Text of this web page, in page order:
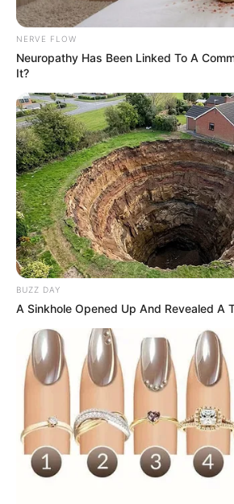
Serem! 9 Chat Ojek Online &
Pelanggan Ini Bikin Auto
Merinding
Bikin Ngakak, 10 Potret
Cosplay Murah Pakai Bahan
Seadanya
NERVE FLOW
Neuropathy Has Been Linked To A
It?
BUZZ DAY
A Sinkhole Opened Up And Revealed A